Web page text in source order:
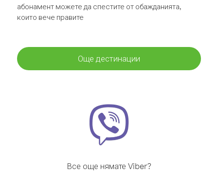
абонамент можете да спестите от обажданията,
които вече правите
Още дестинации
Все още нямате Viber?